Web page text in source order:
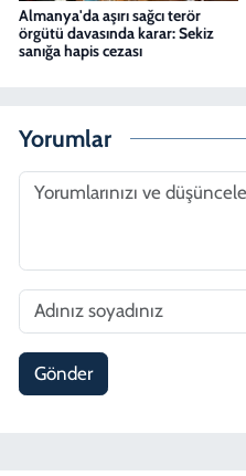
Almanya'da aşırı sağcı terör
örgütü davasında karar: Sekiz
sanığa hapis cezası
Yorumlar
Gönder